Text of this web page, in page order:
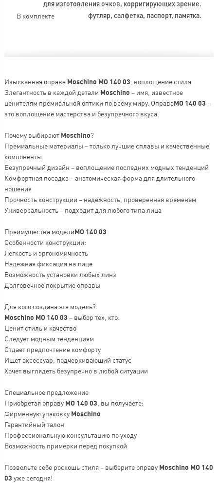
для изготовления очков, корригирующих зрение.
В комплекте футляр, салфетка, паспорт, памятка.
Изысканная оправа Moschino MO 140 03: воплощение стиля
Элегантность в каждой детали Moschino – имя, известное
ценителям премиальной оптики по всему миру. ОправаMO 140 03 –
это воплощение мастерства и безупречного вкуса.
Почему выбирают Moschino?
Премиальные материалы – только лучшие сплавы и качественные
компоненты
Безупречный дизайн – воплощение последних модных тенденций
Комфортная посадка – анатомическая форма для длительного
ношения
Прочность конструкции – надежность, проверенная временем
Универсальность – подходит для любого типа лица
Преимущества моделиMO 140 03
Особенности конструкции:
Легкость и эргономичность
Надежная фиксация на лице
Возможность установки любых линз
Долговечное покрытие оправы
Для кого создана эта модель?
Moschino MO 140 03 – выбор тех, кто:
Ценит стиль и качество
Следует модным тенденциям
Отдает предпочтение комфорту
Ищет аксессуар, подчеркивающий статус
Хочет выглядеть безупречно в любой ситуации
Специальное предложение
Приобретая оправу MO 140 03 , вы получаете:
Фирменную упаковку Moschino
Гарантийный талон
Профессиональную консультацию по уходу
Возможность примерки перед покупкой
Позвольте себе роскошь стиля – выберите оправу Moschino MO 140
03 уже сегодня!